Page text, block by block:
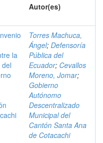
Autor(es)
la
Torres Machuca,
Ángel; Defensoría
Pública del
Ecuador; Cevallos
Moreno, Jomar;
Gobierno
Autónomo
Descentralizado
Municipal del
Cantón Santa Ana
de Cotacachi